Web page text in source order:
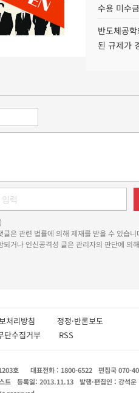
수용 미수
반도체공
된 규제가
은 관련 법률에 의해 제재를 받을 수 있습니
거나 인신공격성 글은 관리자의 판단에 의
보처리방침 정정·반론보도
단수집거부 RSS
호 대표전화 : 1800-6522 편집국 070-
트 등록일: 2013.11.13 발행·편집인 : 강석운